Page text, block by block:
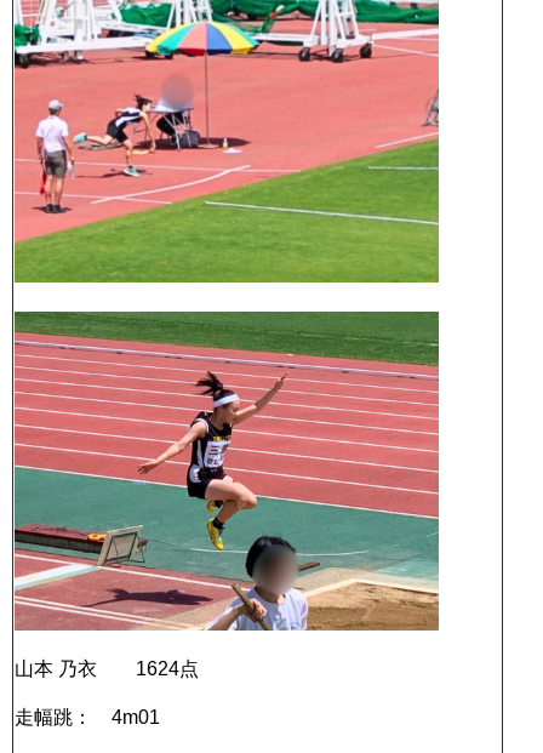
山本 乃衣 1624点
走幅跳： 4m01